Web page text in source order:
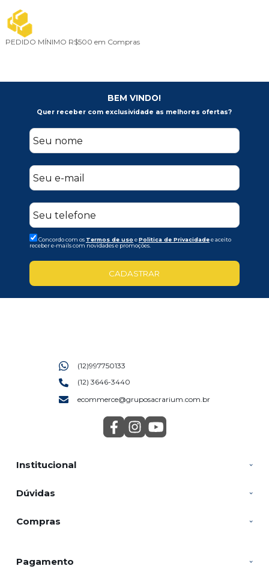
PEDIDO MÍNIMO R$500 em Compras
BEM VINDO!
Quer receber com exclusividade as melhores ofertas?
Concordo com os Termos de uso ePolitica de Privacidadee aceito
receber e-mails com novidades e promoções.
CADASTRAR
Institucional
Dúvidas
Compras
(12)997750133
(12) 3646-3440
ecommerce@gruposacrarium.com.br
Pagamento